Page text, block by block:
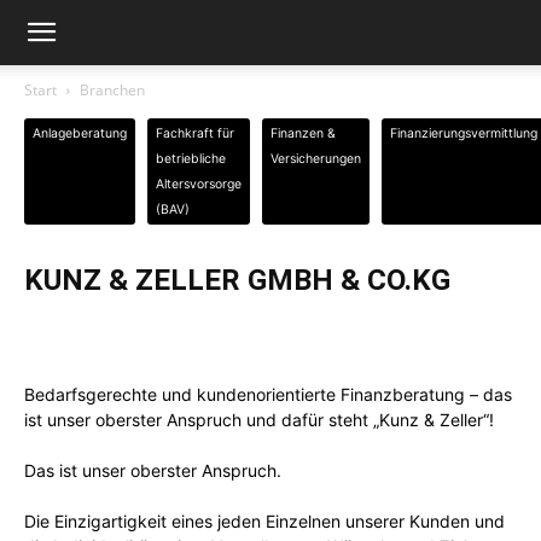
Start Branchen
Anlageberatung
Fachkraft für
betriebliche
Altersvorsorge
(BAV)
Finanzen &
Versicherungen
Finanzierungsvermittlung
KUNZ & ZELLER GMBH & CO.KG
Bedarfsgerechte und kundenorientierte Finanzberatung – das
ist unser oberster Anspruch und dafür steht „Kunz & Zeller“!
Das ist unser oberster Anspruch.
Die Einzigartigkeit eines jeden Einzelnen unserer Kunden und